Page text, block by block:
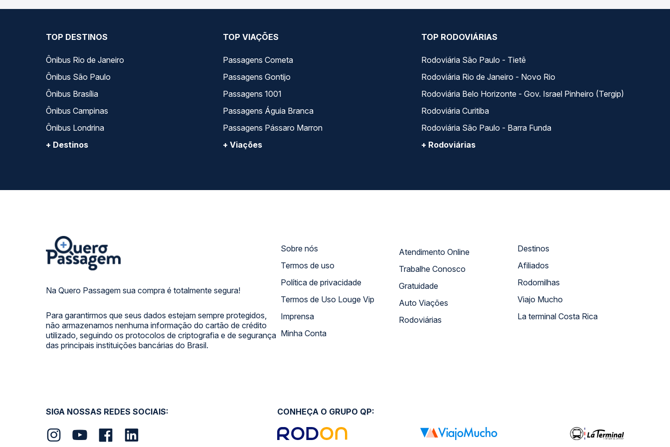
TOP DESTINOS
Ônibus Rio de Janeiro
Ônibus São Paulo
Ônibus Brasília
Ônibus Campinas
Ônibus Londrina
+ Destinos
TOP VIAÇÕES
Passagens Cometa
Passagens Gontijo
Passagens 1001
Passagens Águia Branca
Passagens Pássaro Marron
+ Viações
TOP RODOVIÁRIAS
Rodoviária São Paulo - Tietê
Rodoviária Rio de Janeiro - Novo Rio
Rodoviária Belo Horizonte - Gov. Israel Pinheiro (Tergip)
Rodoviária Curitiba
Rodoviária São Paulo - Barra Funda
+ Rodoviárias
Na Quero Passagem sua compra é totalmente segura!
Para garantirmos que seus dados estejam sempre protegidos,
não armazenamos nenhuma informação do cartão de crédito
utilizado, seguindo os protocolos de criptografia e de segurança
das principais instituições bancárias do Brasil.
Sobre nós
Termos de uso
Política de privacidade
Termos de Uso Louge Vip
Imprensa
Minha Conta
Atendimento Online
Trabalhe Conosco
Gratuidade
Auto Viações
Rodoviárias
Destinos
Afiliados
Rodomilhas
Viajo Mucho
La terminal Costa Rica
SIGA NOSSAS REDES SOCIAIS: CONHEÇA O GRUPO QP: